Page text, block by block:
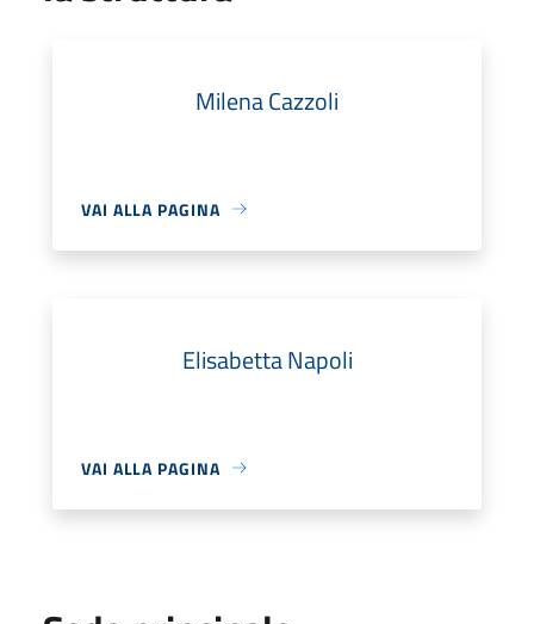
Milena Cazzoli
VAI ALLA PAGINA
Elisabetta Napoli
VAI ALLA PAGINA